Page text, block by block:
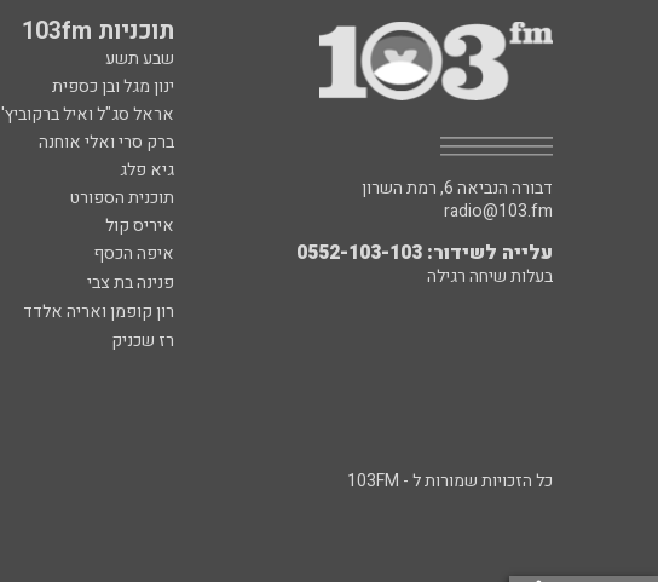
תוכניות 103fm
שבע תשע
ינון מגל ובן כספית
אראל סג"ל ואיל ברקוביץ'
ברק סרי ואלי אוחנה
גיא פלג
תוכנית הספורט
איריס קול
איפה הכסף
פנינה בת צבי
רון קופמן ואריה אלדד
רז שכניק
דבורה הנביאה 6, רמת השרון
radio@103.fm
עלייה לשידור: 0552-103-103
בעלות שיחה רגילה
כל הזכויות שמורות ל - 103FM